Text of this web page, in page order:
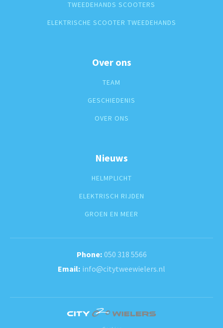
TWEEDEHANDS SCOOTERS
ELEKTRISCHE SCOOTER TWEEDEHANDS
Over ons
TEAM
GESCHIEDENIS
OVER ONS
Nieuws
HELMPLICHT
ELEKTRISCH RIJDEN
GROEN EN MEER
050 318 5566
info@citytweewielers.nl